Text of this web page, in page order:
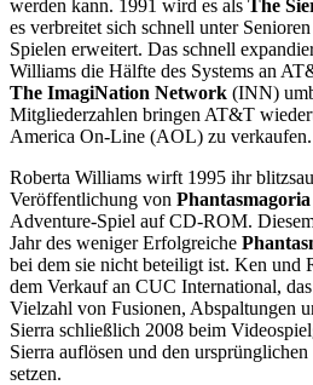
werden kann. 1991 wird es als The
es verbreitet sich schnell unter
Spielen erweitert. Das schnell
Williams die Hälfte des Systems an
The ImagiNation Network (INN)
Mitgliederzahlen bringen AT&T
America On-Line (AOL) zu verkaufen.
Roberta Williams wirft 1995 ihr
Veröffentlichung von Phantasmagoria
Adventure-Spiel auf CD-ROM.
Jahr des weniger Erfolgreiche
bei dem sie nicht beteiligt ist. Ken und
dem Verkauf an CUC International,
Vielzahl von Fusionen, Abspaltungen
Sierra schließlich 2008 beim
Sierra auflösen und den
setzen.